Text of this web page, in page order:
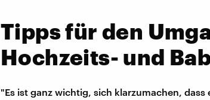
Tipps für den
Hochzeits- und
"Es ist ganz wichtig, sich klarzumachen,